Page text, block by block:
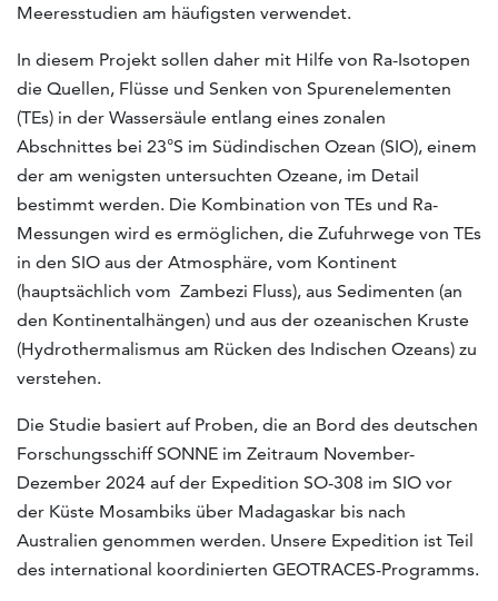
Meeresstudien am häufigsten verwendet.
In diesem Projekt sollen daher mit Hilfe von Ra-Isotopen
die Quellen, Flüsse und Senken von Spurenelementen
(TEs) in der Wassersäule entlang eines zonalen
Abschnittes bei 23°S im Südindischen Ozean (SIO), einem
der am wenigsten untersuchten Ozeane, im Detail
bestimmt werden. Die Kombination von TEs und Ra-
Messungen wird es ermöglichen, die Zufuhrwege von TEs
in den SIO aus der Atmosphäre, vom Kontinent
(hauptsächlich vom Zambezi Fluss), aus Sedimenten (an
den Kontinentalhängen) und aus der ozeanischen Kruste
(Hydrothermalismus am Rücken des Indischen Ozeans) zu
verstehen.
Die Studie basiert auf Proben, die an Bord des deutschen
Forschungsschiff SONNE im Zeitraum November-
Dezember 2024 auf der Expedition SO-308 im SIO vor
der Küste Mosambiks über Madagaskar bis nach
Australien genommen werden. Unsere Expedition ist Teil
des international koordinierten GEOTRACES-Programms.